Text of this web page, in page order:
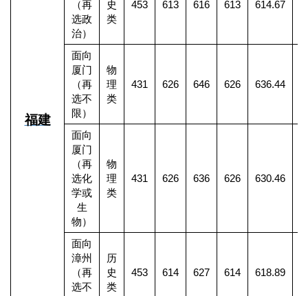
福建
（再
选政
治）
史
类
453 613 616 613 614.67
面向
厦门
（再
选不
限）
物
理
类
431 626 646 626 636.44
面向
厦门
（再
选化
学或
生
物）
物
理
类
431 626 636 626 630.46
面向
漳州
（再
选不
历
史
类
453 614 627 614 618.89